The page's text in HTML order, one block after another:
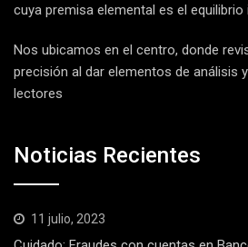
cuya premisa elemental es el
Nos ubicamos en el centro, donde
precisión al dar elementos de análisis
lectores
Noticias Recientes
11 julio, 2023